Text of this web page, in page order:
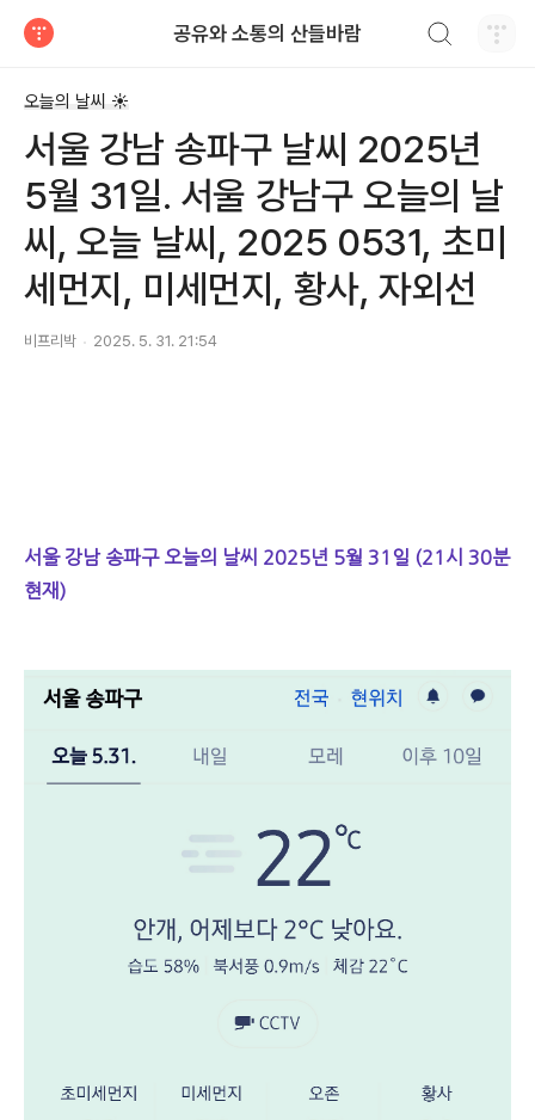
공유와 소통의 산들바람
오늘의 날씨 ☀
서울 강남 송파구 날씨 2025년
5월 31일. 서울 강남구 오늘의 날
씨, 오늘 날씨, 2025 0531, 초미
세먼지, 미세먼지, 황사, 자외선
비프리박 2025. 5. 31. 21:54
서울 강남 송파구 오늘의 날씨 2025년 5월 31일 (21시 30분
현재)